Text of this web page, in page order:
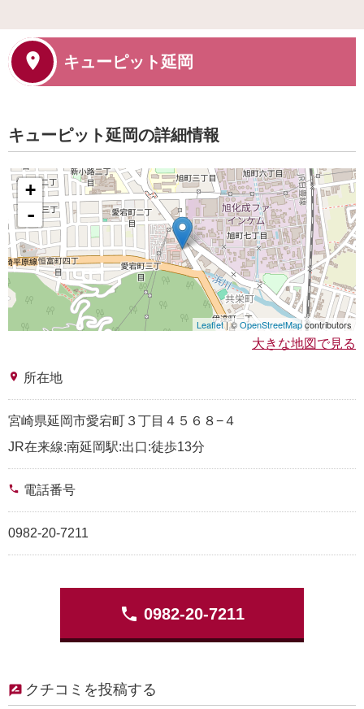
キューピット延岡
キューピット延岡の詳細情報
+
-
Leaflet| ©OpenStreetMapcontributors
大きな地図で見る
place 所在地
宮崎県延岡市愛宕町３丁目４５６８−４
JR在来線:南延岡駅:出口:徒歩13分
phone 電話番号
0982-20-7211
phone 0982-20-7211
クチコミを投稿する